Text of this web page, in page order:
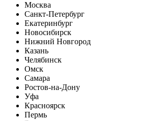
Москва
Санкт-Петербург
Екатеринбург
Новосибирск
Нижний Новгород
Казань
Челябинск
Омск
Самара
Ростов-на-Дону
Уфа
Красноярск
Пермь